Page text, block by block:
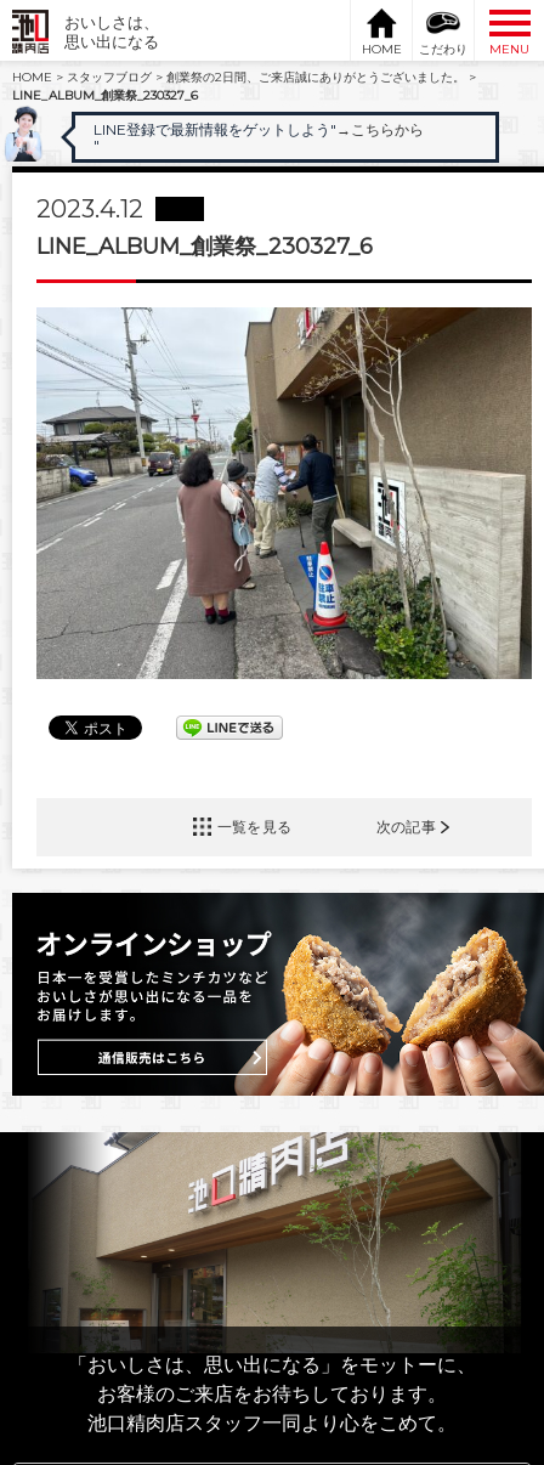
おいしさは、
思い出になる
HOME こだわり
MENU
HOME > スタッフブログ > 創業祭の2日間、ご来店誠にありがとうございました。
>
LINE_ALBUM_創業祭_230327_6
LINE登録で最新情報をゲットしよう" →こちらから
"
2023.4.12
LINE_ALBUM_創業祭_230327_6
一覧を見る 次の記事
「おいしさは、思い出になる」をモットーに、
お客様のご来店をお待ちしております。
池口精肉店スタッフ一同より心をこめて。